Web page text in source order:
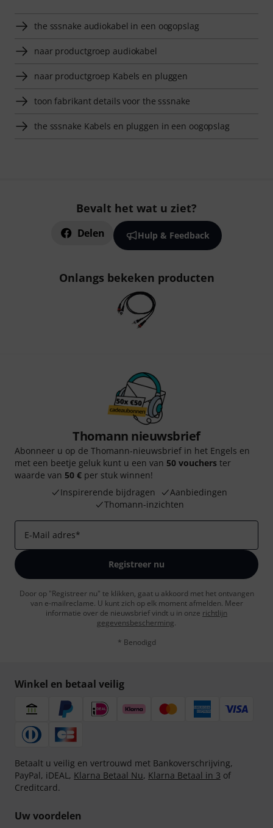
the sssnake audiokabel in een oogopslag
naar productgroep audiokabel
naar productgroep Kabels en pluggen
toon fabrikant details voor the sssnake
the sssnake Kabels en pluggen in een oogopslag
Bevalt het wat u ziet?
Delen Hulp & Feedback
Onlangs bekeken producten
Thomann nieuwsbrief
Abonneer u op de Thomann-nieuwsbrief in het Engels en
met een beetje geluk kunt u een van 50 vouchers ter
waarde van 50 € per stuk winnen!
Inspirerende bijdragen
Aanbiedingen
Thomann-inzichten
E-Mail adres*
Registreer nu
Door op "Registreer nu" te klikken, gaat u akkoord met het ontvangen
van e-mailreclame. U kunt zich op elk moment afmelden. Meer
informatie over de nieuwsbrief vindt u in onze richtlijn
gegevensbescherming.
* Benodigd
Winkel en betaal veilig
Betaalt u veilig en vertrouwd met Bankoverschrijving,
PayPal, iDEAL, Klarna Betaal Nu, Klarna Betaal in 3 of
Creditcard.
Uw voordelen